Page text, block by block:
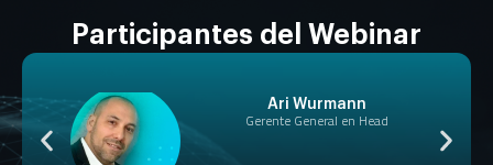
Participantes del Webinar
Ari Wurmann
Gerente General en Head